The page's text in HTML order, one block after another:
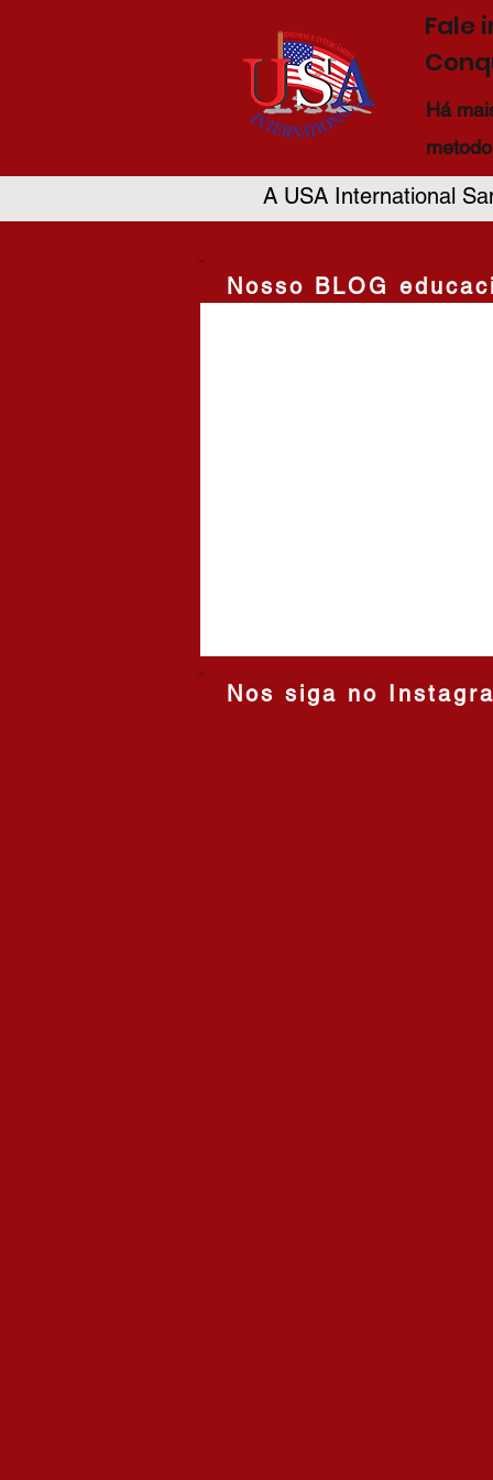
Fale
Há
A USA International
Nosso BLOG
Nos siga no